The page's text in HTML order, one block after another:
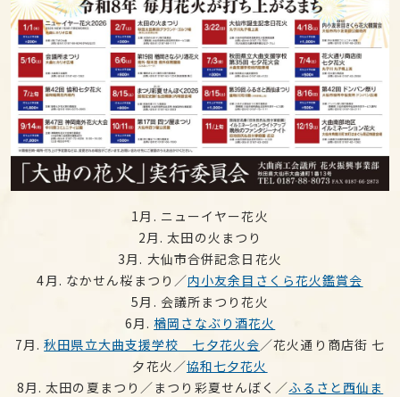
1月. ニューイヤー花火
2月. 太田の火まつり
3月. 大仙市合併記念日花火
4月. なかせん桜まつり／内小友余目さくら花火鑑賞会
5月. 会議所まつり花火
6月.楢岡さなぶり酒花火
7月.秋田県立大曲支援学校 七夕花火会／花火通り商店街 七
夕花火／協和七夕花火
8月. 太田の夏まつり／まつり彩夏せんぼく／ふるさと西仙ま